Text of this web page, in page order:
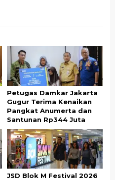
Petugas Damkar Jakarta
Gugur Terima Kenaikan
Pangkat Anumerta dan
Santunan Rp344 Juta
JSD Blok M Festival 2026